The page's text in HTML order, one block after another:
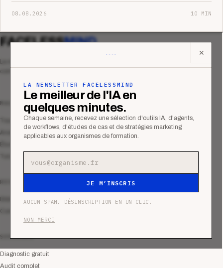
08.08.2026 10 MIN
✕
LA NEWSLETTER FACELESSMIND
Le meilleur de l'IA en
quelques minutes.
Chaque semaine, recevez une sélection d'outils IA, d'agents,
de workflows, d'études de cas et de stratégies marketing
applicables aux organismes de formation.
JE M’INSCRIS
AUCUN SPAM. DÉSINSCRIPTION EN UN CLIC.
NON MERCI
FACELESSMIND
commerciale des organismes de formation.
MAGAZINE
Tous les articles
Analyses
Tutoriels
RESSOURCES
Bibliothèque
Communauté
SERVICES
Diagnostic gratuit
Audit complet